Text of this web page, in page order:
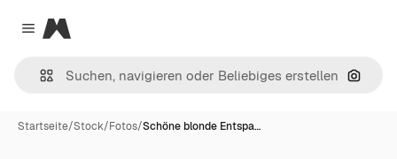
Close menu
Magnific
Nach
Startseite/Stock/Fotos/Schöne blonde Entspa…